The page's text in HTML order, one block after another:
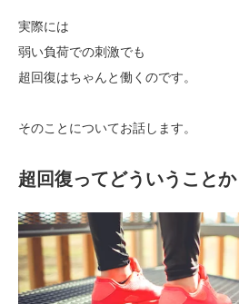
実際には
弱い負荷での刺激でも
超回復はちゃんと働くのです。
そのことについてお話します。
超回復ってどういうことか